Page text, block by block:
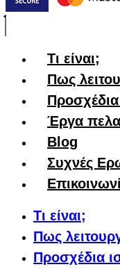
Τι είναι;
Πως
Έργα
Blog
Συχνές
Τι είναι;
Πως
Προσχέδια